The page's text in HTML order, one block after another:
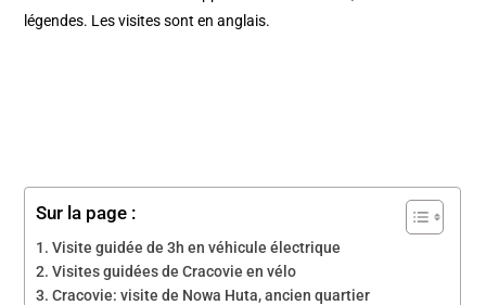
légendes. Les visites sont en anglais.
Sur la page :
Visite guidée de 3h en véhicule électrique
Visites guidées de Cracovie en vélo
Cracovie: visite de Nowa Huta, ancien quartier